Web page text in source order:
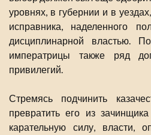
уровнях, в губернии и в
исправника, наделенного
дисциплинарной властью.
императрицы также ряд
привилегий.
Стремясь подчинить
превратить его из
карательную силу, власти,